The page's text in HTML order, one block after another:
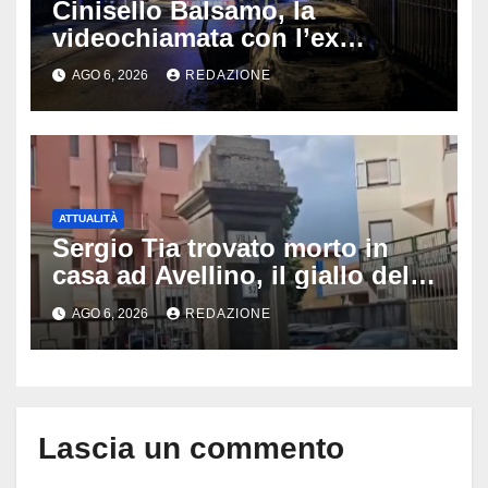
Cinisello Balsamo, la
videochiamata con l’ex
fidanzata e il dramma: 35enne
lotta tra la vita e la morte
AGO 6, 2026 REDAZIONE
ATTUALITÀ
Sergio Tia trovato morto in
casa ad Avellino, il giallo della
porta socchiusa: disposta
l’autopsia
AGO 6, 2026 REDAZIONE
Lascia un commento